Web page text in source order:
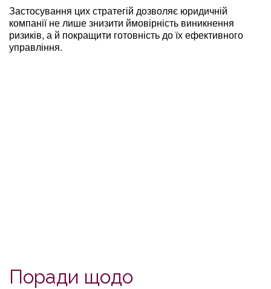
Застосування цих стратегій дозволяє юридичній
компанії не лише знизити ймовірність виникнення
ризиків, а й покращити готовність до їх ефективного
управління.
Поради щодо